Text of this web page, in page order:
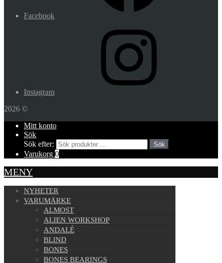
Facebook
Instagram
2026 ©
Mitt konto
Sök
Sök efter:
Sök
Varukorg 0
MENY
NYHETER
VARUMÄRKE
ALMOST
ALIEN WORKSHOP
ANDALÉ
BLIND
BONES
BONES BEARINGS